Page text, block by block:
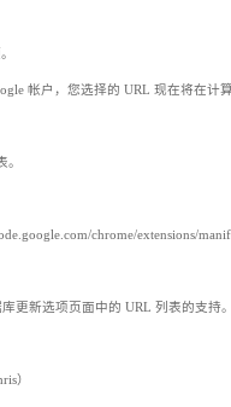
帐户，您选择的 URL 现在将在计
。
chrome/extensions/
更新选项页面中的 URL 列表的支持
）